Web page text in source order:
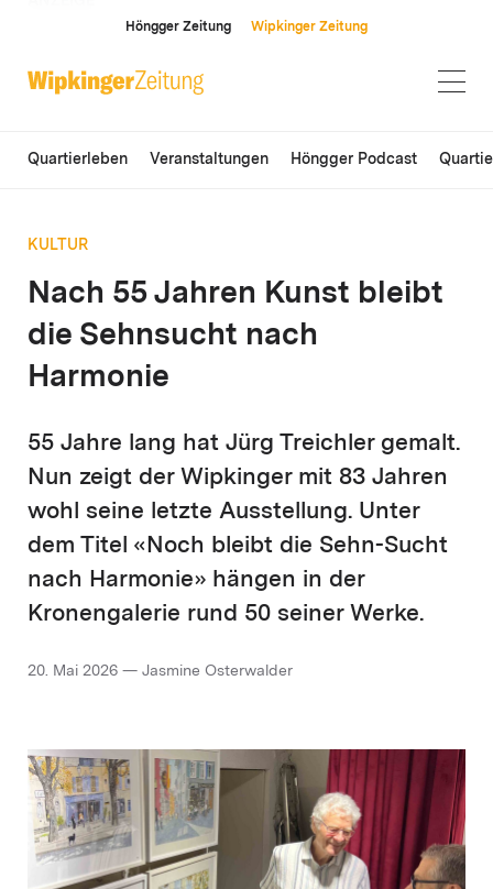
Höngger Zeitung Wipkinger Zeitung
Quartierleben Veranstaltungen Höngger Podcast
KULTUR
Nach 55 Jahren Kunst bleibt
die Sehnsucht nach
Harmonie
55 Jahre lang hat Jürg Treichler gemalt.
Nun zeigt der Wipkinger mit 83 Jahren
wohl seine letzte Ausstellung. Unter
dem Titel «Noch bleibt die Sehn-Sucht
nach Harmonie» hängen in der
Kronengalerie rund 50 seiner Werke.
20. Mai 2026 — Jasmine Osterwalder